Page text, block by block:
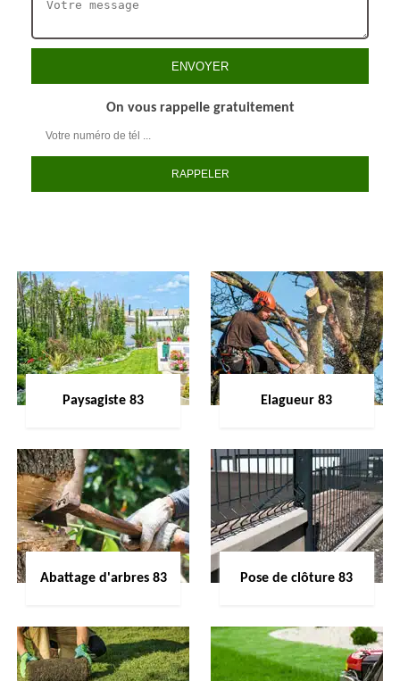
On vous rappelle gratuitement
Paysagiste 83 Elagueur 83
Abattage d'arbres 83 Pose de clôture 83